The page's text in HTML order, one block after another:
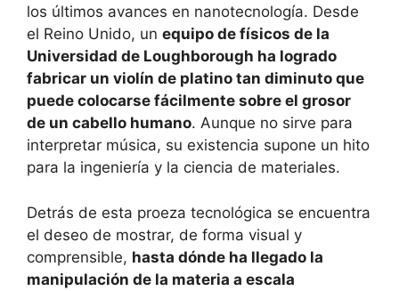
los últimos avances en nanotecnología. Desde
el Reino Unido, un equipo de físicos de la
Universidad de Loughborough ha logrado
fabricar un violín de platino tan diminuto que
puede colocarse fácilmente sobre el grosor
de un cabello humano. Aunque no sirve para
interpretar música, su existencia supone un hito
para la ingeniería y la ciencia de materiales.
Detrás de esta proeza tecnológica se encuentra
el deseo de mostrar, de forma visual y
comprensible, hasta dónde ha llegado la
manipulación de la materia a escala